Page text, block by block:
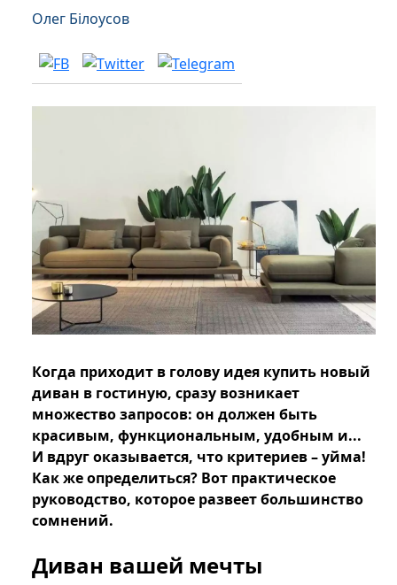
Олег Білоусов
Когда приходит в голову идея купить новый
диван в гостиную, сразу возникает
множество запросов: он должен быть
красивым, функциональным, удобным и...
И вдруг оказывается, что критериев – уйма!
Как же определиться? Вот практическое
руководство, которое развеет большинство
сомнений.
Диван вашей мечты